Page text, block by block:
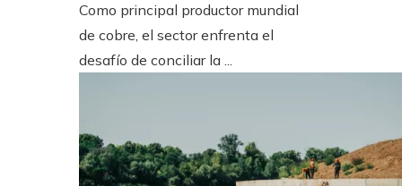
Como principal productor mundial
de cobre, el sector enfrenta el
desafío de conciliar la ...